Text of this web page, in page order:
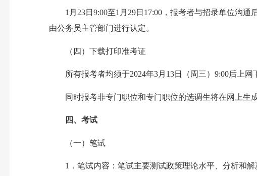
1月23日9:00至1月29日17:00，报考者与招录单位沟通
由公务员主管部门进行认定。
（四）下载打印准考证
所有报考者均须于2024年3月13日（周三）9:00后上网
同时报考非专门职位和专门职位的选调生将在网上生
四、考试
（一）笔试
1．笔试内容：笔试主要测试政策理论水平、分析和解